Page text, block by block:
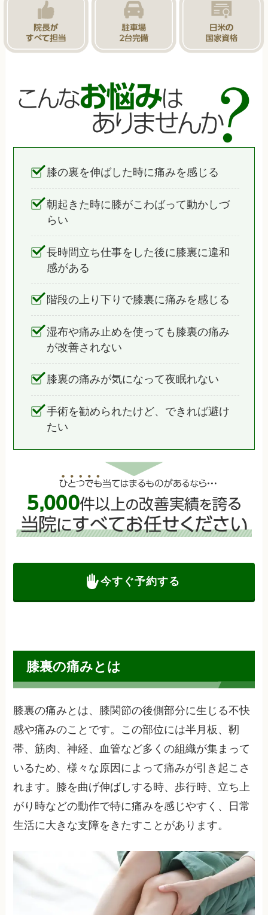
膝の裏を伸ばした時に痛みを感じる
朝起きた時に膝がこわばって動かしづ
らい
長時間立ち仕事をした後に膝裏に違和
感がある
階段の上り下りで膝裏に痛みを感じる
湿布や痛み止めを使っても膝裏の痛み
が改善されない
膝裏の痛みが気になって夜眠れない
手術を勧められたけど、できれば避け
たい
今すぐ予約する
膝裏の痛みとは
膝裏の痛みとは、膝関節の後側部分に生じる不快
感や痛みのことです。この部位には半月板、靭
帯、筋肉、神経、血管など多くの組織が集まって
いるため、様々な原因によって痛みが引き起こさ
れます。膝を曲げ伸ばしする時、歩行時、立ち上
がり時などの動作で特に痛みを感じやすく、日常
生活に大きな支障をきたすことがあります。